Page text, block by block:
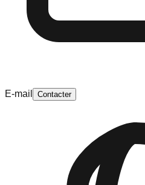
E-mail Contacter